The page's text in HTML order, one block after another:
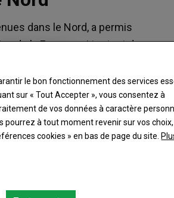
dans le Nord, a permis
de la France qui tentent de
le bon fonctionnement des services
sur « Tout Accepter », vous consentez à
de vos données à caractère
pourrez à tout moment revenir sur vos
cookies » en bas de page du site.